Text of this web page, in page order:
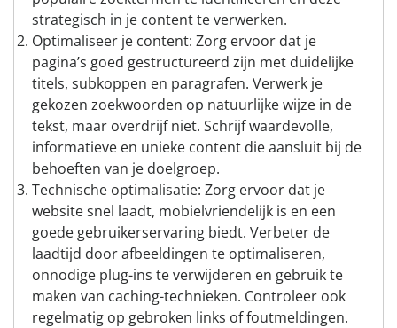
strategisch in je content te verwerken.
Optimaliseer je content: Zorg ervoor dat je
pagina’s goed gestructureerd zijn met duidelijke
titels, subkoppen en paragrafen. Verwerk je
gekozen zoekwoorden op natuurlijke wijze in de
tekst, maar overdrijf niet. Schrijf waardevolle,
informatieve en unieke content die aansluit bij de
behoeften van je doelgroep.
Technische optimalisatie: Zorg ervoor dat je
website snel laadt, mobielvriendelijk is en een
goede gebruikerservaring biedt. Verbeter de
laadtijd door afbeeldingen te optimaliseren,
onnodige plug-ins te verwijderen en gebruik te
maken van caching-technieken. Controleer ook
regelmatig op gebroken links of foutmeldingen.